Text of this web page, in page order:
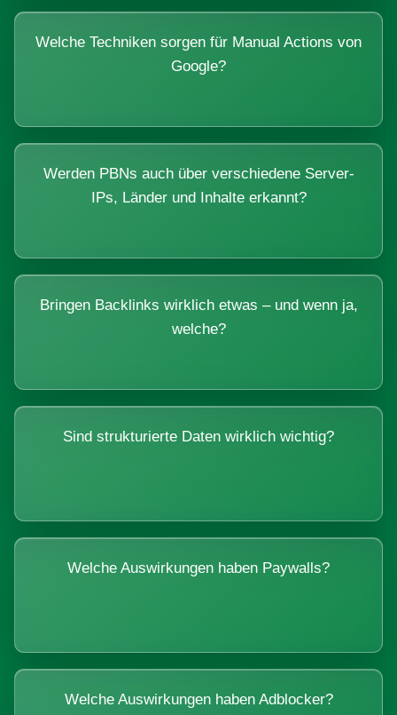
Welche Techniken sorgen für Manual Actions von
Google?
Werden PBNs auch über verschiedene Server-
IPs, Länder und Inhalte erkannt?
Bringen Backlinks wirklich etwas – und wenn ja,
welche?
Sind strukturierte Daten wirklich wichtig?
Welche Auswirkungen haben Paywalls?
Welche Auswirkungen haben Adblocker?